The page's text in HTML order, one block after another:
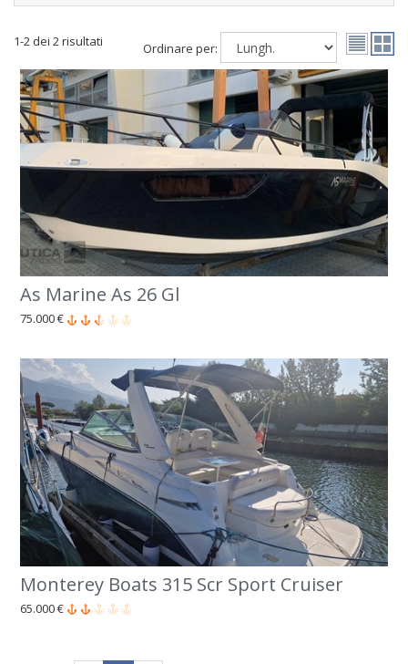
1-2 dei 2 risultati Ordinare per:
As Marine As 26 Gl
75.000 €
Monterey Boats 315 Scr Sport Cruiser
65.000 €